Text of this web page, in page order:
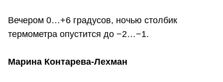
Вечером 0…+6 градусов, ночью столбик
термометра опустится до −2…−1.
Марина Контарева-Лехман